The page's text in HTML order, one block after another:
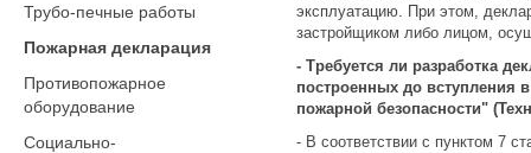
Трубо-печные работы
Пожарная декларация
Противопожарное
оборудование
Социально-
эксплуатацию. При этом,
застройщиком либо лицом,
- Требуется ли разработка
построенных до вступления
пожарной безопасности"
- В соответствии с пунктом 7